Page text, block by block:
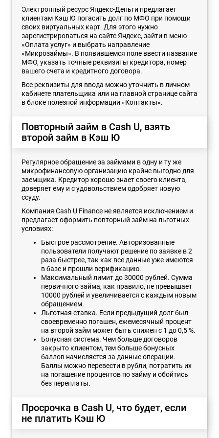
Электронный ресурс Яндекс-Деньги предлагает
клиентам Кэш Ю погасить долг по МФО при помощи
своих виртуальных карт. Для этого нужно
зарегистрироваться на сайте Яндекс, зайти в меню
«Оплата услуг» и выбрать направление
«Микрозаймы». В появившемся поле ввести название
МФО, указать точные реквизиты кредитора, номер
вашего счета и кредитного договора.
Все реквизиты для ввода можно уточнить в личном
кабинете плательщика или на главной странице сайта
в блоке полезной информации «Контакты».
Повторный займ в Cash U, взять
второй займ в Кэш Ю
Регулярное обращение за займами в одну и ту же
микрофинансовую организацию крайне выгодно для
заемщика. Кредитор хорошо знает своего клиента,
доверяет ему и с удовольствием одобряет новую
ссуду.
Компания Cash U Finance не является исключением и
предлагает оформить повторный займ на льготных
условиях:
Быстрое рассмотрение. Авторизованные
пользователи получают решение по заявке в 2
раза быстрее, так как все данные уже имеются
в базе и прошли верификацию.
Максимальный лимит до 30000 рублей. Сумма
первичного займа, как правило, не превышает
10000 рублей и увеличивается с каждым новым
обращением.
Льготная ставка. Если предыдущий долг был
своевременно погашен, ежемесячный процент
на второй займ может быть снижен с 1 до 0,5 %.
Бонусная система. Чем больше договоров
закрыто клиентом, тем больше бонусных
баллов начисляется за данные операции.
Баллы можно перевести в рубли, потратить их
на погашение процентов по займу и обойтись
без переплаты.
Просрочка в Cash U, что будет, если
не платить Кэш Ю